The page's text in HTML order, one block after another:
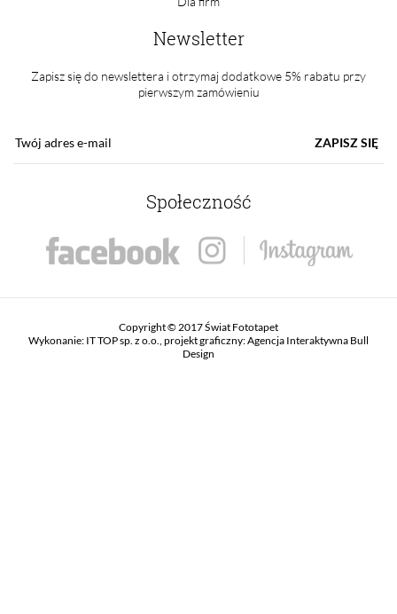
Newsletter
Zapisz się do newslettera i otrzymaj dodatkowe 5% rabatu przy
pierwszym zamówieniu
ZAPISZ SIĘ
Społeczność
Copyright © 2017 Świat Fototapet
Wykonanie: IT TOP sp. z o.o. , projekt graficzny:Agencja Interaktywna Bull
Design